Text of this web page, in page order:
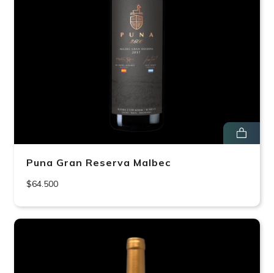
Puna Gran Reserva Malbec
$64.500